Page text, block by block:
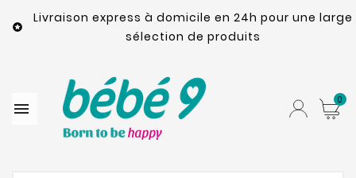

Livraison express à domicile en 24h pour une large
sélection de produits
 0